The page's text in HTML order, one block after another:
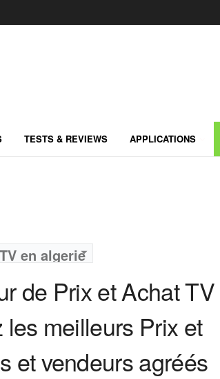
TESTS & REVIEWS APPLICATIONS
en algerie
de Prix et Achat TV
meilleurs Prix et
et vendeurs agréés
→
View Details →